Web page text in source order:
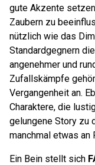
gute Akzente
Zaubern zu
nützlich wie das
Standardgegnern
angenehmer und
Zufallskämpfe
Vergangenheit an.
Charaktere, die
gelungene Story zu
manchmal etwas an
Ein Bein stellt sich